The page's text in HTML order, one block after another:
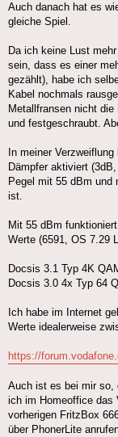
Auch danach hat es
gleiche Spiel.
Da ich keine Lust
sein, dass es einer
gezählt), habe ich
Kabel nochmals
Metallfransen nicht
und festgeschraubt.
In meiner
Dämpfer aktiviert
Pegel mit 55 dBm
ist.
Mit 55 dBm
Werte (6591, OS 7.29
Docsis 3.1 Typ 4K
Docsis 3.0 4x Typ 64
Ich habe im Internet
Werte idealerweise
https://
Auch ist es bei mir so,
ich im Homeoffice das
vorherigen FritzBox
über PhonerLite